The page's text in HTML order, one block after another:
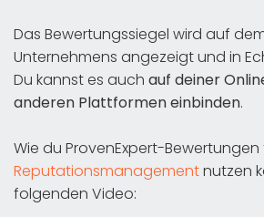
Das Bewertungssiegel wird auf
Unternehmens angezeigt und in
Du kannst es auch auf deiner
anderen Plattformen einbinden.
Wie du ProvenExpert-Bewertungen
Reputationsmanagementnutzen
folgenden Video: